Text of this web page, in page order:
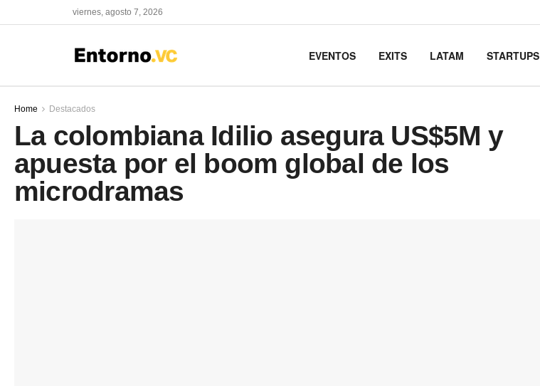
viernes, agosto 7, 2026
EVENTOS EXITS LATAM STARTUPS
Home Destacados
La colombiana Idilio asegura US$5M y
apuesta por el boom global de los
microdramas